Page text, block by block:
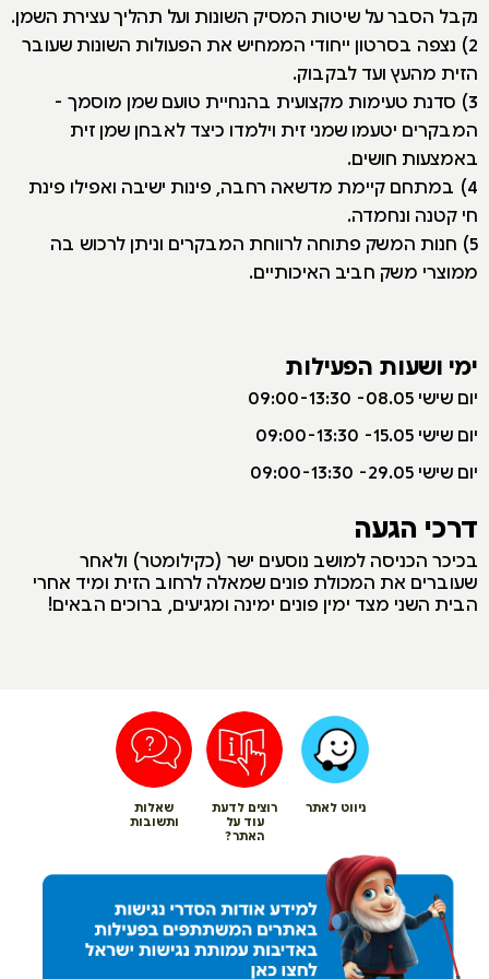
נקבל הסבר על שיטות המסיק השונות ועל תהליך עצירת השמן.
2) נצפה בסרטון ייחודי הממחיש את הפעולות השונות שעובר
הזית מהעץ ועד לבקבוק.
3) סדנת טעימות מקצועית בהנחיית טועם שמן מוסמך -
המבקרים יטעמו שמני זית וילמדו כיצד לאבחן שמן זית
באמצעות חושים.
4) במתחם קיימת מדשאה רחבה, פינות ישיבה ואפילו פינת
חי קטנה ונחמדה.
5) חנות המשק פתוחה לרווחת המבקרים וניתן לרכוש בה
ממוצרי משק חביב האיכותיים.
ימי ושעות הפעילות
יום שישי 08.05- 09:00-13:30
יום שישי 15.05- 09:00-13:30
יום שישי 29.05- 09:00-13:30
דרכי הגעה
בכיכר הכניסה למושב נוסעים ישר (כקילומטר) ולאחר
שעוברים את המכולת פונים שמאלה לרחוב הזית ומיד אחרי
הבית השני מצד ימין פונים ימינה ומגיעים, ברוכים הבאים!
ניווט לאתר
רוצים לדעת
עוד על
האתר?
שאלות
ותשובות